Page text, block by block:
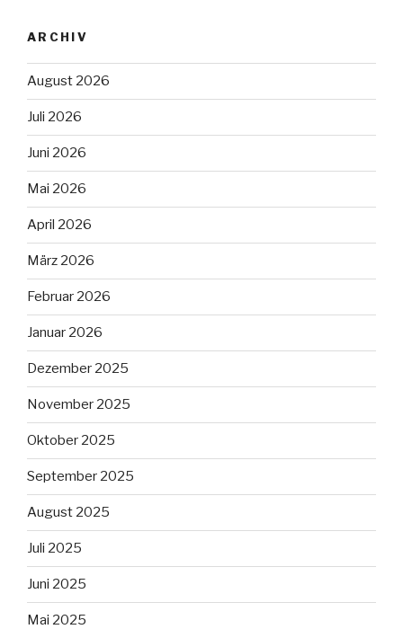
ARCHIV
August 2026
Juli 2026
Juni 2026
Mai 2026
April 2026
März 2026
Februar 2026
Januar 2026
Dezember 2025
November 2025
Oktober 2025
September 2025
August 2025
Juli 2025
Juni 2025
Mai 2025